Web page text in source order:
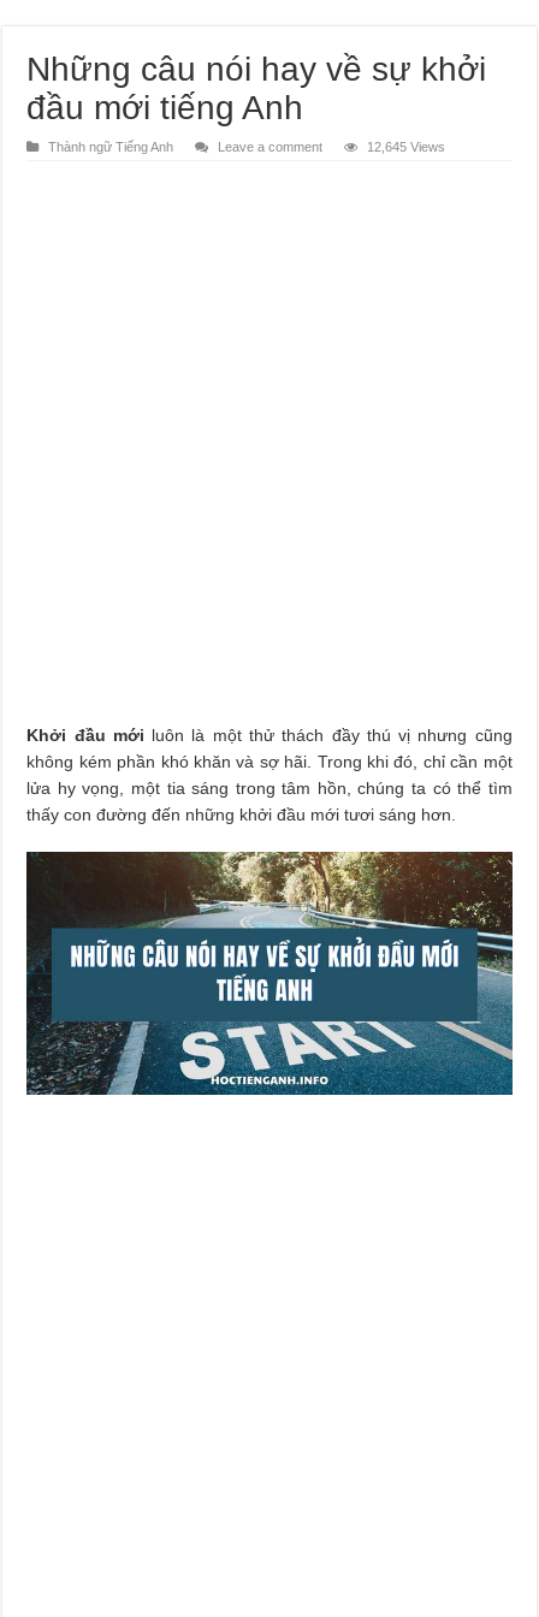
Những câu nói hay về sự khởi
đầu mới tiếng Anh
Thành ngữ Tiếng Anh Leave a comment 12,645 Views
Khởi đầu mới luôn là một thử thách đầy thú vị nhưng cũng
không kém phần khó khăn và sợ hãi. Trong khi đó, chỉ cần một
lửa hy vọng, một tia sáng trong tâm hồn, chúng ta có thể tìm
thấy con đường đến những khởi đầu mới tươi sáng hơn.